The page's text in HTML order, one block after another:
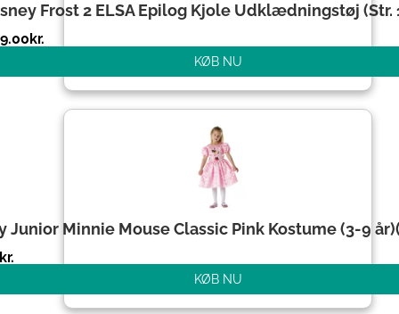
Frost 2 ELSA Epilog Kjole Udklædningstøj (Str.
kr.
KØB NU
Junior Minnie Mouse Classic Pink Kostume (3-9
KØB NU